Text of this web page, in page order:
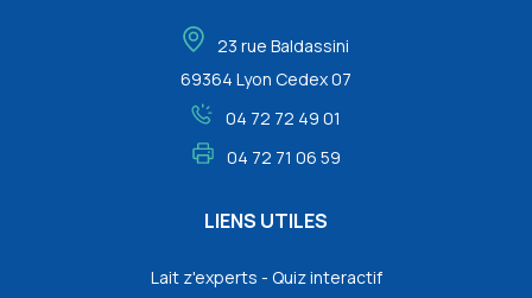
23 rue Baldassini
69364 Lyon Cedex 07
04 72 72 49 01
04 72 71 06 59
LIENS UTILES
Lait z'experts - Quiz interactif